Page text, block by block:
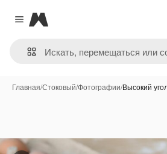
Close menu
Magnific
Главная/Стоковый/Фотографии/Высокий